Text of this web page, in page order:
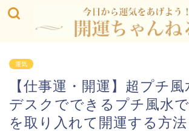
運気
【仕事運・開運】超プチ
デスクでできるプチ風水
を取り入れて開運する方